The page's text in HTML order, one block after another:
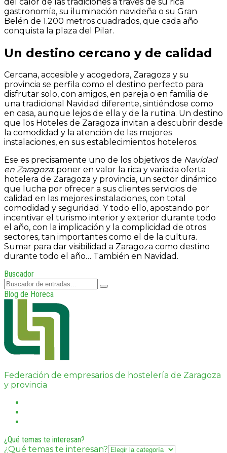
gastronomía, su iluminación navideña o su Gran
Belén de 1.200 metros cuadrados, que cada año
conquista la plaza del Pilar.
Un destino cercano y de calidad
Cercana, accesible y acogedora, Zaragoza y su
provincia se perfila como el destino perfecto para
disfrutar solo, con amigos, en pareja o en familia de
una tradicional Navidad diferente, sintiéndose como
en casa, aunque lejos de ella y de la rutina. Un destino
que los Hoteles de Zaragoza invitan a descubrir desde
la comodidad y la atención de las mejores
instalaciones, en sus establecimientos hoteleros.
Ese es precisamente uno de los objetivos de Navidad
en Zaragoza: poner en valor la rica y variada oferta
hotelera de Zaragoza y provincia, un sector dinámico
que lucha por ofrecer a sus clientes servicios de
calidad en las mejores instalaciones, con total
comodidad y seguridad. Y todo ello, apostando por
incentivar el turismo interior y exterior durante todo
el año, con la implicación y la complicidad de otros
sectores, tan importantes como el de la cultura.
Sumar para dar visibilidad a Zaragoza como destino
durante todo el año… También en Navidad.
Buscador
Blog de Horeca
Federación de empresarios de hostelería de Zaragoza
y provincia
¿Qué temas te interesan?
¿Qué temas te interesan?